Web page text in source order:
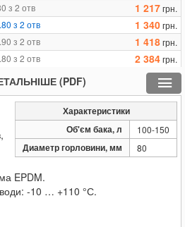
з 2 отв
1 217грн.
з 2 отв
1 340грн.
з 2 отв
1 418грн.
з 2 отв
2 384грн.
(PDF)
Характеристики
Об'єм бака, л
100-150
Диаметр горловини, мм 80
EPDM.
-10 … +110 °С.